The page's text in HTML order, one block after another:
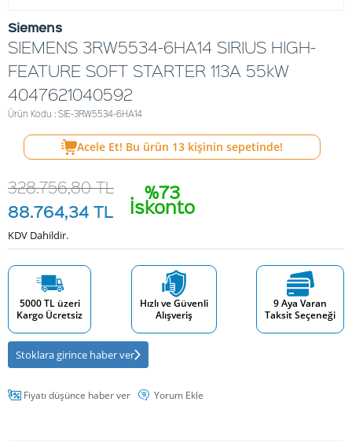
Siemens
SIEMENS 3RW5534-6HA14 SIRIUS HIGH-
FEATURE SOFT STARTER 113A 55kW
4047621040592
Ürün Kodu : SIE-3RW5534-6HA14
Acele Et! Bu ürün 13 kişinin sepetinde!
%73
İskonto
328.756,80TL
88.764,34 TL
KDV Dahildir.
5000 TL üzeri
Kargo Ücretsiz
Hızlı ve Güvenli
Alışveriş
9 Aya Varan
Taksit Seçeneği
Stoklara girince haber ver
Fiyatı düşünce haber ver Yorum Ekle